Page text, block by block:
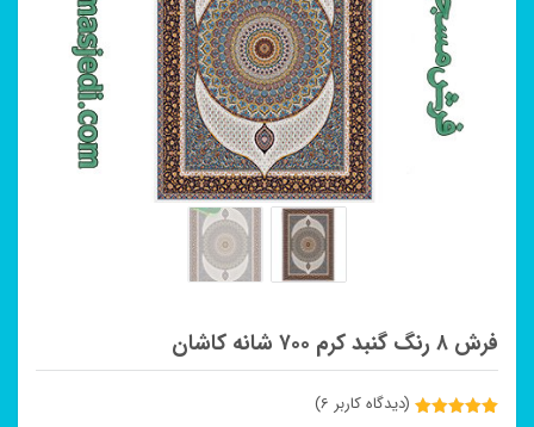
فرش ۸ رنگ گنبد کرم ۷۰۰ شانه کاشان
(دیدگاه کاربر 6
)